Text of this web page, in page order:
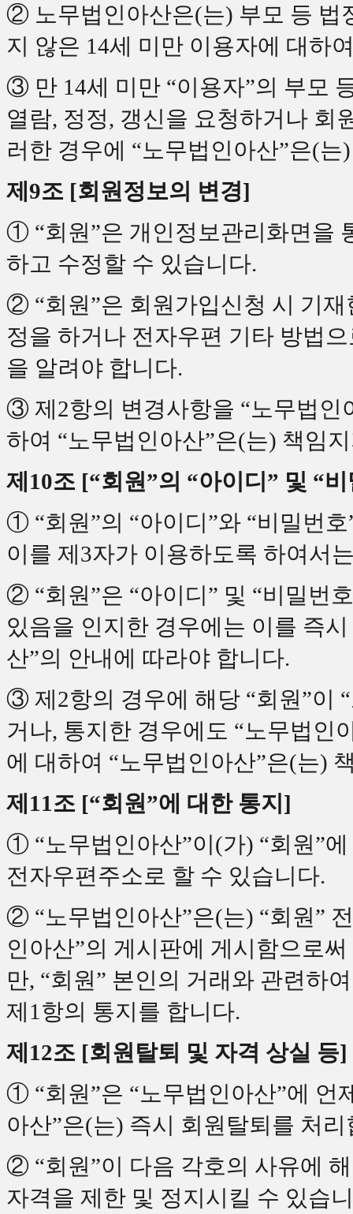
② 노무법인아산은(는) 부모 등 법
지 않은 14세 미만 이용자에 대하
③ 만 14세 미만 “이용자”의 부모
열람, 정정, 갱신을 요청하거나 회
러한 경우에 “노무법인아산”은(
제9조 [회원정보의 변경]
① “회원”은 개인정보관리화면을
하고 수정할 수 있습니다.
② “회원”은 회원가입신청 시 기
정을 하거나 전자우편 기타 방법
을 알려야 합니다.
③ 제2항의 변경사항을 “노무법인
하여 “노무법인아산”은(는) 책임
제10조 [“회원”의 “아이디” 및 “
① “회원”의 “아이디”와 “비밀번
이를 제3자가 이용하도록 하여서
② “회원”은 “아이디” 및 “비밀번
있음을 인지한 경우에는 이를 즉
산”의 안내에 따라야 합니다.
③ 제2항의 경우에 해당 “회원”이
거나, 통지한 경우에도 “노무법인
에 대하여 “노무법인아산”은(는)
제11조 [“회원”에 대한 통지]
① “노무법인아산”이(가) “회원”
전자우편주소로 할 수 있습니다.
② “노무법인아산”은(는) “회원”
인아산”의 게시판에 게시함으로
만, “회원” 본인의 거래와 관련하
제1항의 통지를 합니다.
제12조 [회원탈퇴 및 자격 상실 등]
① “회원”은 “노무법인아산”에 언
아산”은(는) 즉시 회원탈퇴를 처리
② “회원”이 다음 각호의 사유에
자격을 제한 및 정지시킬 수 있습